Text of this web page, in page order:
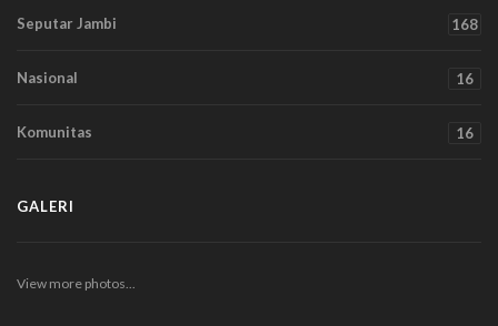
Seputar Jambi 168
Nasional 16
Komunitas 16
GALERI
View more photos...